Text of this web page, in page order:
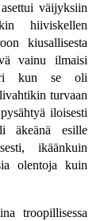
väijyksiin
hiiviskellen
kiusallisesta
vainu ilmaisi
kun se oli
turvaan
iloisesti
äkeänä esille
ikäänkuin
olentoja kuin
troopillisessa